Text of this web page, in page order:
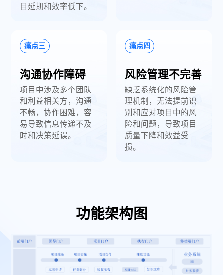
目延期和效率低下。
痛点三
沟通协作障碍
项目中涉及多个团队
和利益相关方，沟通
不畅，协作困难，容
易导致信息传递不及
时和决策延误。
痛点四
风险管理不完善
缺乏系统化的风险管
理机制，无法提前识
别和应对项目中的风
险和问题，导致项目
质量下降和效益受
损。
功能架构图